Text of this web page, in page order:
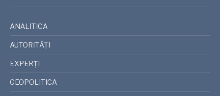
ANALITICA
AUTORITĂȚI
EXPERȚI
GEOPOLITICA